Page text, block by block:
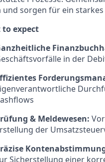
und sorgen für ein
to expect
in der
& Meldewesen:
der
Sicherstellung einer